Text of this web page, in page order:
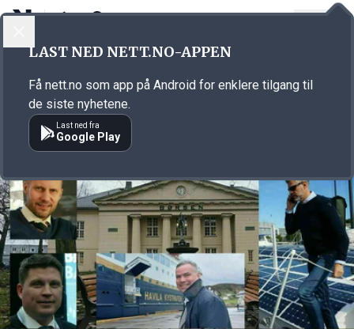
Annonsørinnhold
LAST NED NETT.NO-APPEN
Få nett.no som app på Android for enklere tilgang til
de siste nyhetene.
Last ned fra
Google Play